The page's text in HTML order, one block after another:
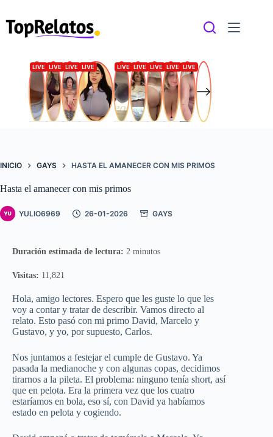
contenido
INICIO GAYS HASTA EL AMANECER CON MIS PRIMOS
Hasta el amanecer con mis primos
YULIO6969 26-01-2026 GAYS
Duración estimada de lectura: 2 minutos
Visitas: 11,821
Hola, amigo lectores. Espero que les guste lo que les
voy a contar y tratar de describir. Vamos directo al
relato. Esto pasó con mi primo David, Marcelo y
Gustavo, y yo, por supuesto, Carlos.
Nos juntamos a festejar el cumple de Gustavo. Ya
pasada la medianoche y con algunas copas, decidimos
tirarnos a la pileta. El problema: ninguno tenía short, así
que en pelota. Era la primera vez que los cuatro
estaríamos en bola, eso sí, con David ya habíamos
estado en pelota y cogiendo.